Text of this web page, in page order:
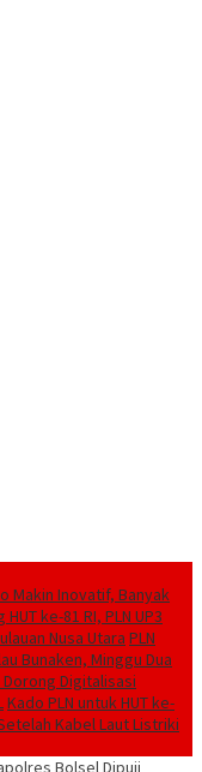
Makin Inovatif, Banyak
ke-81 RI, PLN UP3
Nusa Utara PLN
Bunaken, Minggu Dua
Dorong Digitalisasi
Kado PLN untuk HUT ke-
Kabel Laut Listriki
Bolsel Dipuji